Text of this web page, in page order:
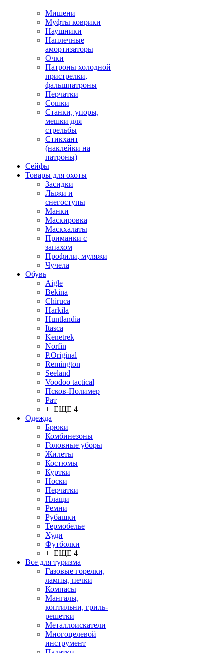
Мишени
Муфты коврики
Наушники
Наплечные
амортизаторы
Очки
Патроны холодной
пристрелки,
фальшпатроны
Перчатки
Сошки
Станки, упоры,
мешки для
стрельбы
Стикхант
(наклейки на
патроны)
Сейфы
Товары для охоты
Засидки
Лыжи и
снегоступы
Манки
Маскировка
Маскхалаты
Приманки с
запахом
Профили, муляжи
Чучела
Обувь
Aigle
Bekina
Chiruсa
Harkila
Huntlandia
Itasca
Kenetrek
Norfin
P.Original
Remington
Seeland
Voodoo tactical
Псков-Полимер
Рат
+ ЕЩЕ 4
Одежда
Брюки
Комбинезоны
Головные уборы
Жилеты
Костюмы
Куртки
Носки
Перчатки
Плащи
Ремни
Рубашки
Термобелье
Худи
Футболки
+ ЕЩЕ 4
Все для туризма
Газовые горелки,
лампы, печки
Компасы
Мангалы,
коптильни, гриль-
решетки
Металлоискатели
Многоцелевой
инструмент